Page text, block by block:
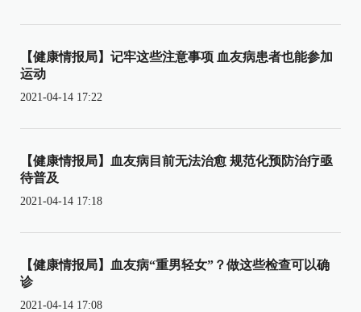
【健康情报局】记牢这些注意事项 血友病患者也能参加
运动
2021-04-14 17:22
【健康情报局】血友病目前无法治愈 规范化预防治疗亟
待普及
2021-04-14 17:18
【健康情报局】血友病“重男轻女”？做这些检查可以确
诊
2021-04-14 17:08